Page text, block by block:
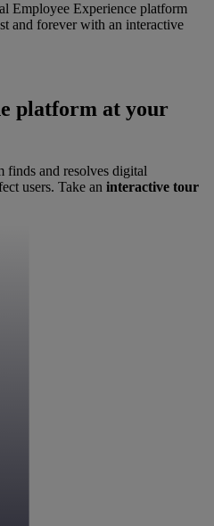
Employee Experience platform
and forever with an interactive
platform at your
and resolves digital
users. Take an interactive tour